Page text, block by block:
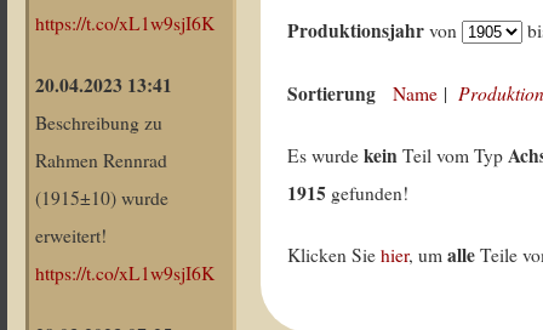
https://t.co/xL1w9sjI6K
20.04.2023 13:41
Beschreibung zu
Rahmen Rennrad
(1915±10) wurde
erweitert!
https://t.co/xL1w9sjI6K
Produktionsjahr von
Sortierung Name |
Es wurdekein Teil vom Typ
1915 gefunden!
Klicken Siehier, umalle Teile